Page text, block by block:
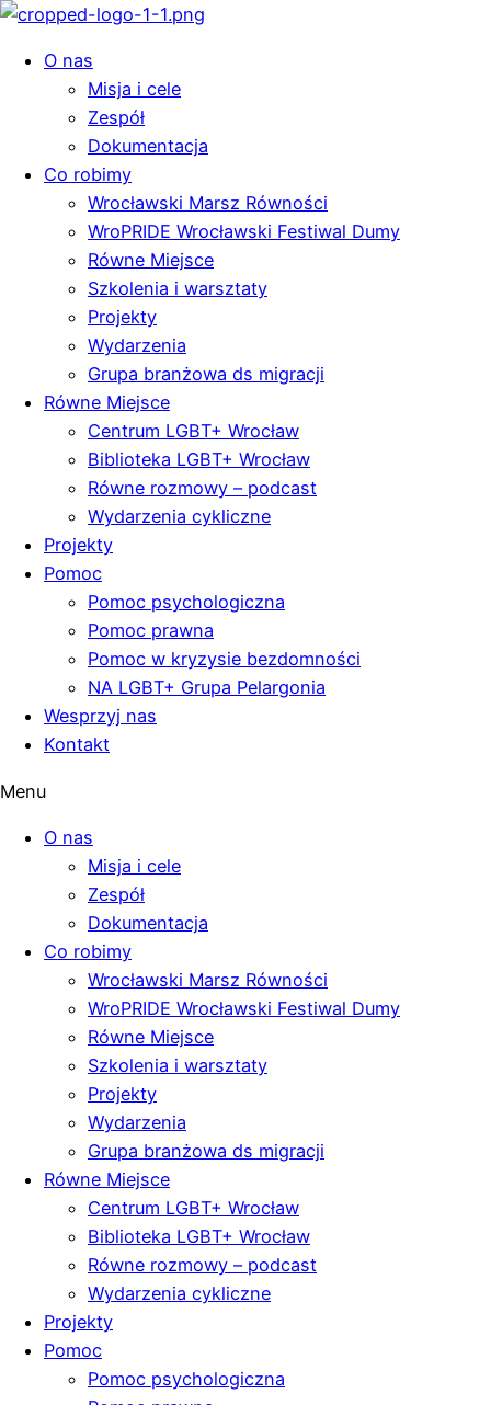
O nas
Misja i cele
Zespół
Dokumentacja
Co robimy
Wrocławski Marsz Równości
WroPRIDE Wrocławski Festiwal Dumy
Równe Miejsce
Szkolenia i warsztaty
Projekty
Wydarzenia
Grupa branżowa ds migracji
Równe Miejsce
Centrum LGBT+ Wrocław
Biblioteka LGBT+ Wrocław
Równe rozmowy – podcast
Wydarzenia cykliczne
Projekty
Pomoc
Pomoc psychologiczna
Pomoc prawna
Pomoc w kryzysie bezdomności
NA LGBT+ Grupa Pelargonia
Wesprzyj nas
Kontakt
Menu
O nas
Misja i cele
Zespół
Dokumentacja
Co robimy
Wrocławski Marsz Równości
WroPRIDE Wrocławski Festiwal Dumy
Równe Miejsce
Szkolenia i warsztaty
Projekty
Wydarzenia
Grupa branżowa ds migracji
Równe Miejsce
Centrum LGBT+ Wrocław
Biblioteka LGBT+ Wrocław
Równe rozmowy – podcast
Wydarzenia cykliczne
Projekty
Pomoc
Pomoc psychologiczna